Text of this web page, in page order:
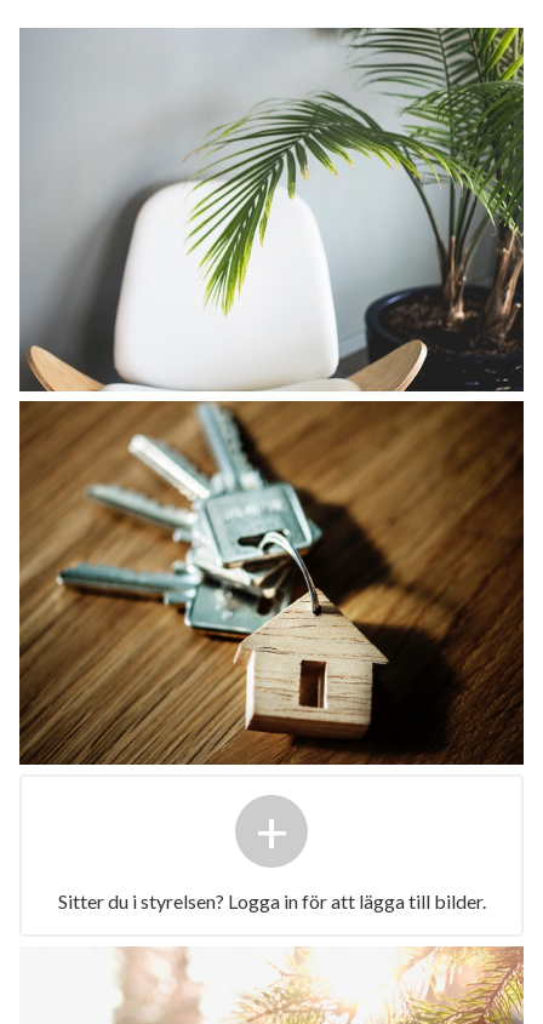
+
Sitter du i styrelsen? Logga in för att lägga till bilder.